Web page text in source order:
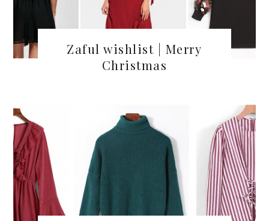
Zaful wishlist | Merry
Christmas